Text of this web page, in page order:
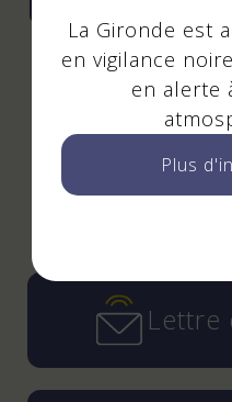
Suivez-
!
Lettre
La Gironde est
en vigilance
en alerte
Plus